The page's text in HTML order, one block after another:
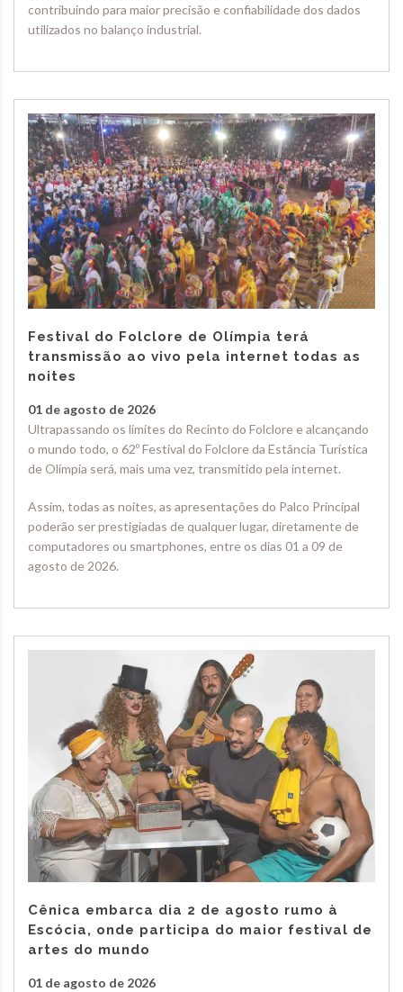
contribuindo para maior precisão e confiabilidade dos dados
utilizados no balanço industrial.
Festival do Folclore de Olímpia terá
transmissão ao vivo pela internet todas as
noites
01 de agosto de 2026
Ultrapassando os limites do Recinto do Folclore e alcançando
o mundo todo, o 62º Festival do Folclore da Estância Turística
de Olímpia será, mais uma vez, transmitido pela internet.
Assim, todas as noites, as apresentações do Palco Principal
poderão ser prestigiadas de qualquer lugar, diretamente de
computadores ou smartphones, entre os dias 01 a 09 de
agosto de 2026.
Cênica embarca dia 2 de agosto rumo à
Escócia, onde participa do maior festival de
artes do mundo
01 de agosto de 2026